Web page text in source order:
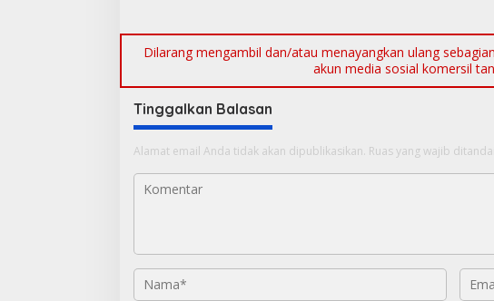
Dilarang mengambil dan/atau menayangkan ulang
akun media sosial komersil
Tinggalkan Balasan
Alamat email Anda tidak akan dipublikasikan. Ruas yang wajib ditandai